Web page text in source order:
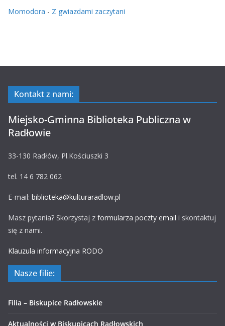
Momodora - Z gwiazdami zaczytani
Kontakt z nami:
Miejsko-Gminna Biblioteka Publiczna w
Radłowie
33-130 Radłów, Pl.Kościuszki 3
tel. 14 6 782 062
E-mail: biblioteka@kulturaradlow.pl
Masz pytania? Skorzystaj z formularza poczty email i skontaktuj
się z nami.
Klauzula informacyjna RODO
Nasze filie:
Filia – Biskupice Radłowskie
Aktualności w Biskupicach Radłowskich